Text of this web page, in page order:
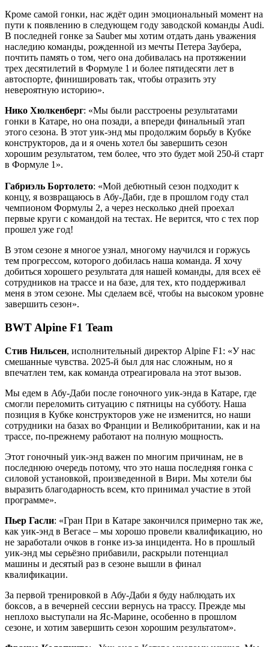
Кроме самой гонки, нас ждёт один эмоциональный момент на
пути к появлению в следующем году заводской команды Audi.
В последней гонке за Sauber мы хотим отдать дань уважения
наследию команды, рожденной из мечты Петера Заубера,
почтить память о том, чего она добивалась на протяжении
трех десятилетий в Формуле 1 и более пятидесяти лет в
автоспорте, финишировать так, чтобы отразить эту
невероятную историю».
Нико Хюлкенберг: «Мы были расстроены результатами
гонки в Катаре, но она позади, а впереди финальный этап
этого сезона. В этот уик-энд мы продолжим борьбу в Кубке
конструкторов, да и я очень хотел бы завершить сезон
хорошим результатом, тем более, что это будет мой 250-й старт
в Формуле 1».
Габриэль Бортолето: «Мой дебютный сезон подходит к
концу, я возвращаюсь в Абу-Даби, где в прошлом году стал
чемпионом Формулы 2, а через несколько дней проехал
первые круги с командой на тестах. Не верится, что с тех пор
прошел уже год!
В этом сезоне я многое узнал, многому научился и горжусь
тем прогрессом, которого добилась наша команда. Я хочу
добиться хорошего результата для нашей команды, для всех её
сотрудников на трассе и на базе, для тех, кто поддерживал
меня в этом сезоне. Мы сделаем всё, чтобы на высоком уровне
завершить сезон».
BWT Alpine F1 Team
Стив Нильсен, исполнительный директор Alpine F1: «У нас
смешанные чувства. 2025-й был для нас сложным, но я
впечатлен тем, как команда отреагировала на этот вызов.
Мы едем в Абу-Даби после гоночного уик-энда в Катаре, где
смогли переломить ситуацию с пятницы на субботу. Наша
позиция в Кубке конструкторов уже не изменится, но наши
сотрудники на базах во Франции и Великобритании, как и на
трассе, по-прежнему работают на полную мощность.
Этот гоночный уик-энд важен по многим причинам, не в
последнюю очередь потому, что это наша последняя гонка с
силовой установкой, произведенной в Вири. Мы хотели бы
выразить благодарность всем, кто принимал участие в этой
программе».
Пьер Гасли: «Гран При в Катаре закончился примерно так же,
как уик-энд в Вегасе – мы хорошо провели квалификацию, но
не заработали очков в гонке из-за инцидента. Но в прошлый
уик-энд мы серьёзно прибавили, раскрыли потенциал
машины и десятый раз в сезоне вышли в финал
квалификации.
За первой тренировкой в Абу-Даби я буду наблюдать их
боксов, а в вечерней сессии вернусь на трассу. Прежде мы
неплохо выступали на Яс-Марине, особенно в прошлом
сезоне, и хотим завершить сезон хорошим результатом».